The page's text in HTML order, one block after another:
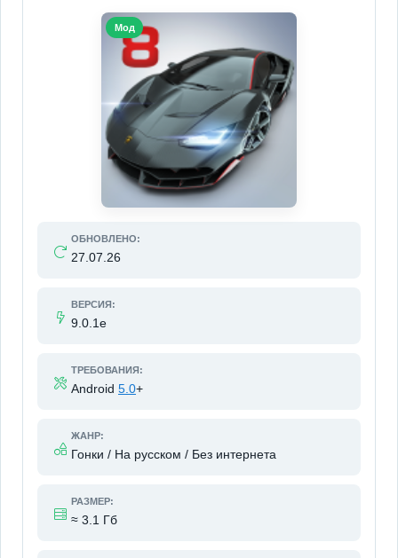
ОБНОВЛЕНО:
27.07.26
ВЕРСИЯ:
9.0.1e
ТРЕБОВАНИЯ:
Android 5.0+
ЖАНР:
Гонки / На русском / Без интернета
РАЗМЕР:
≈ 3.1 Гб
Мод